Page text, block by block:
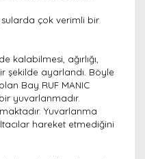
sularda çok verimli bir
kalabilmesi, ağırlığı,
şekilde ayarlandı. Böyle
Bay RUF MANIC
yuvarlanmadır.
Yuvarlanma
hareket etmediğini